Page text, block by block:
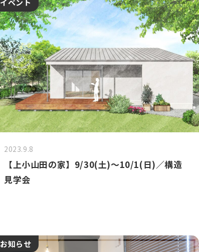
イベント
2023.9.8
【上小山田の家】9/30(土)～10/1(日)／構造
見学会
お知らせ